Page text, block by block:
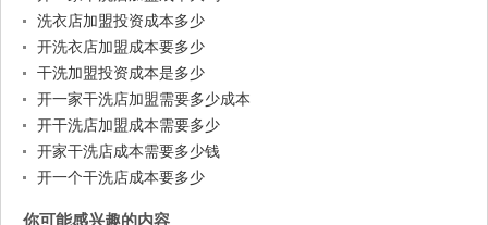
洗衣店加盟投资成本多少
开洗衣店加盟成本要多少
干洗加盟投资成本是多少
开一家干洗店加盟需要多少成本
开干洗店加盟成本需要多少
开家干洗店成本需要多少钱
开一个干洗店成本要多少
你可能感兴趣的内容